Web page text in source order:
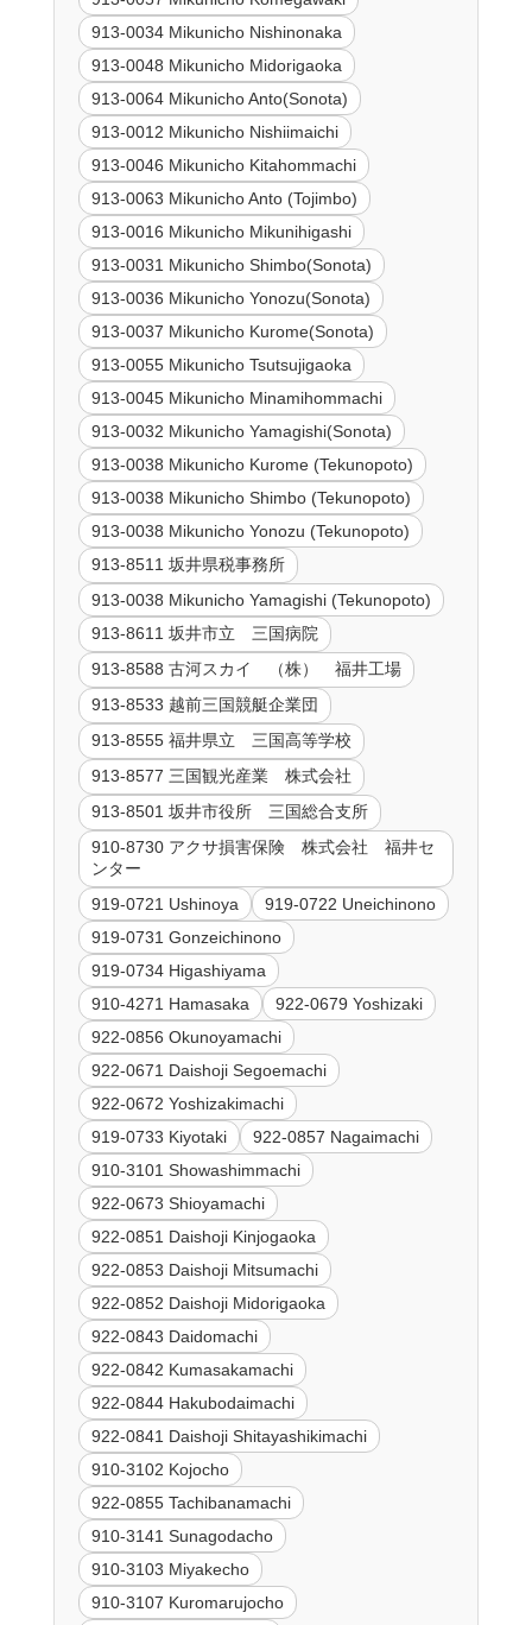
913-0034 Mikunicho Nishinonaka
913-0048 Mikunicho Midorigaoka
913-0064 Mikunicho Anto(Sonota)
913-0012 Mikunicho Nishiimaichi
913-0046 Mikunicho Kitahommachi
913-0063 Mikunicho Anto (Tojimbo)
913-0016 Mikunicho Mikunihigashi
913-0031 Mikunicho Shimbo(Sonota)
913-0036 Mikunicho Yonozu(Sonota)
913-0037 Mikunicho Kurome(Sonota)
913-0055 Mikunicho Tsutsujigaoka
913-0045 Mikunicho Minamihommachi
913-0032 Mikunicho Yamagishi(Sonota)
913-0038 Mikunicho Kurome (Tekunopoto)
913-0038 Mikunicho Shimbo (Tekunopoto)
913-0038 Mikunicho Yonozu (Tekunopoto)
913-8511 坂井県税事務所
913-0038 Mikunicho Yamagishi (Tekunopoto)
913-8611 坂井市立 三国病院
913-8588 古河スカイ （株） 福井工場
913-8533 越前三国競艇企業団
913-8555 福井県立 三国高等学校
913-8577 三国観光産業 株式会社
913-8501 坂井市役所 三国総合支所
910-8730 アクサ損害保険 株式会社 福井セ
ンター
919-0721 Ushinoya
919-0722 Uneichinono
919-0731 Gonzeichinono
919-0734 Higashiyama
910-4271 Hamasaka
922-0679 Yoshizaki
922-0856 Okunoyamachi
922-0671 Daishoji Segoemachi
922-0672 Yoshizakimachi
919-0733 Kiyotaki
922-0857 Nagaimachi
910-3101 Showashimmachi
922-0673 Shioyamachi
922-0851 Daishoji Kinjogaoka
922-0853 Daishoji Mitsumachi
922-0852 Daishoji Midorigaoka
922-0843 Daidomachi
922-0842 Kumasakamachi
922-0844 Hakubodaimachi
922-0841 Daishoji Shitayashikimachi
910-3102 Kojocho
922-0855 Tachibanamachi
910-3141 Sunagodacho
910-3103 Miyakecho
910-3107 Kuromarujocho